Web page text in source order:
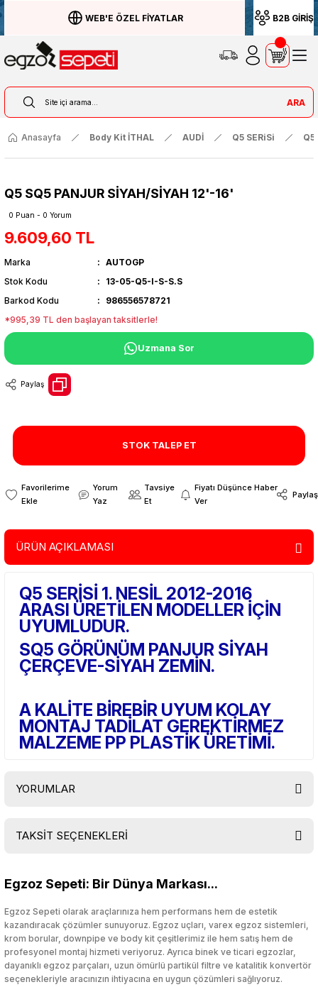
WEB'E ÖZEL FİYATLAR B2B GİRİŞ
ARA
Anasayfa Body Kit İTHAL AUDİ Q5 SERiSi
Q5 SQ5 PANJUR SİYAH/SİYAH 12'-16'
0 Puan - 0 Yorum
9.609,60 TL
Marka
AUTOGP
Stok Kodu
13-05-Q5-I-S-S.S
Barkod Kodu
986556578721
*995,39 TL den başlayan taksitlerle!
Uzmana Sor
Paylaş
STOK TALEP ET
Yorum
Yaz
Tavsiye
Et
Fiyatı Düşünce Haber
Ver
Paylaş
ÜRÜN AÇIKLAMASI
Q5 SERİSİ 1. NESİL 2012-2016
ARASI ÜRETİLEN MODELLER İÇİN
UYUMLUDUR.
SQ5 GÖRÜNÜM PANJUR SİYAH
ÇERÇEVE-SİYAH ZEMİN.
A KALİTE BİREBİR UYUM KOLAY
MONTAJ TADİLAT GEREKTİRMEZ
MALZEME PP PLASTİK ÜRETİMİ.
YORUMLAR
TAKSİT SEÇENEKLERİ
Egzoz Sepeti: Bir Dünya Markası...
Egzoz Sepeti olarak araçlarınıza hem performans hem de estetik
kazandıracak çözümler sunuyoruz. Egzoz uçları, varex egzoz sistemleri,
krom borular, downpipe ve body kit çeşitlerimiz ile hem satış hem de
profesyonel montaj hizmeti veriyoruz. Ayrıca binek ve ticari egzozlar,
dayanıklı egzoz parçaları, uzun ömürlü partikül filtre ve katalitik konvertör
seçenekleriyle aracınızın ihtiyacına en uygun çözümleri sağlıyoruz.